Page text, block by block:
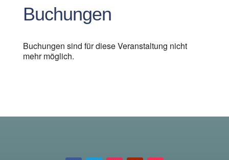
Buchungen
Buchungen sind für diese Veranstaltung nicht
mehr möglich.